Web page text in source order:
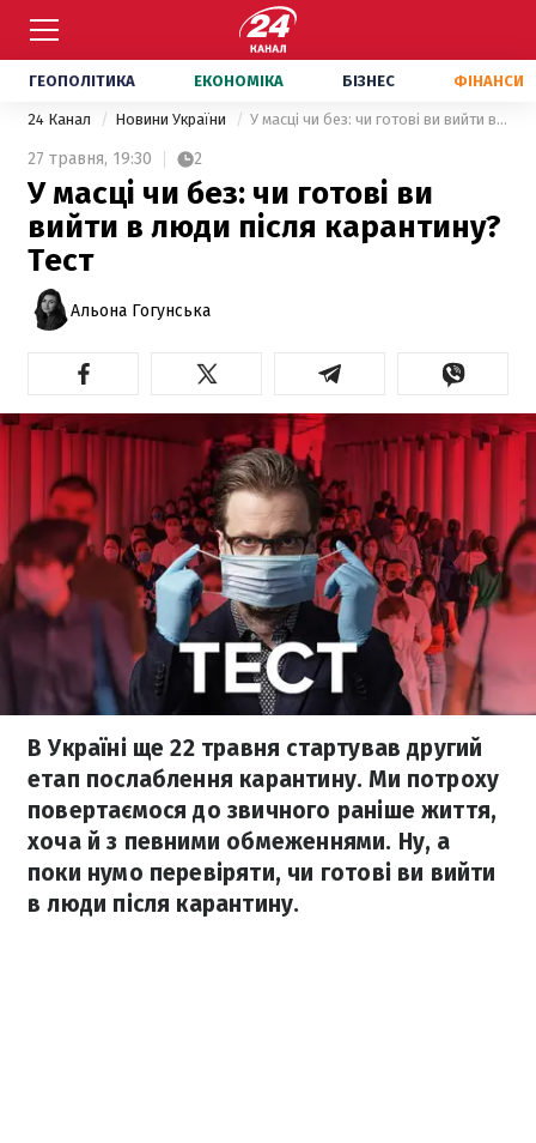
ГЕОПОЛІТИКА ЕКОНОМІКА БІЗНЕС ФІНАНСИ
24 Канал Новини України У масці чи без: чи готові ви вийти в люди після карантину? Тест
27 травня, 19:30 2
У масці чи без: чи готові ви
вийти в люди після карантину?
Тест
Альона Гогунська
В Україні ще 22 травня стартував другий
етап послаблення карантину. Ми потроху
повертаємося до звичного раніше життя,
хоча й з певними обмеженнями. Ну, а
поки нумо перевіряти, чи готові ви вийти
в люди після карантину.